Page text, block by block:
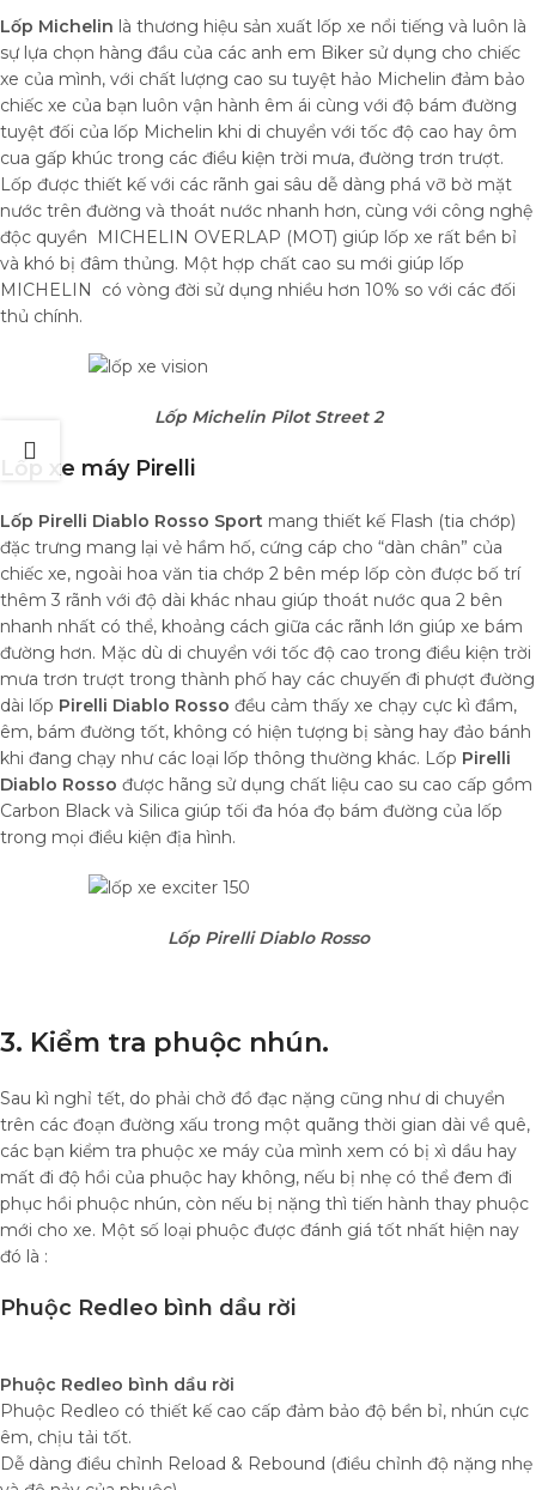
Lốp Michelin là thương hiệu sản xuất lốp xe nổi tiếng và luôn là
sự lựa chọn hàng đầu của các anh em Biker sử dụng cho chiếc
xe của mình, với chất lượng cao su tuyệt hảo Michelin đảm bảo
chiếc xe của bạn luôn vận hành êm ái cùng với độ bám đường
tuyệt đối của lốp Michelin khi di chuyển với tốc độ cao hay ôm
cua gấp khúc trong các điều kiện trời mưa, đường trơn trượt.
Lốp được thiết kế với các rãnh gai sâu dễ dàng phá vỡ bờ mặt
nước trên đường và thoát nước nhanh hơn, cùng với công nghệ
độc quyền MICHELIN OVERLAP (MOT) giúp lốp xe rất bền bỉ
và khó bị đâm thủng. Một hợp chất cao su mới giúp lốp
MICHELIN có vòng đời sử dụng nhiều hơn 10% so với các đối
thủ chính.
Lốp Michelin Pilot Street 2
Lốp xe máy Pirelli
Lốp Pirelli Diablo Rosso Sport mang thiết kế Flash (tia chớp)
đặc trưng mang lại vẻ hầm hố, cứng cáp cho “dàn chân” của
chiếc xe, ngoài hoa văn tia chớp 2 bên mép lốp còn được bố trí
thêm 3 rãnh với độ dài khác nhau giúp thoát nước qua 2 bên
nhanh nhất có thể, khoảng cách giữa các rãnh lớn giúp xe bám
đường hơn. Mặc dù di chuyển với tốc độ cao trong điều kiện trời
mưa trơn trượt trong thành phố hay các chuyến đi phượt đường
dài lốp Pirelli Diablo Rosso đều cảm thấy xe chạy cực kì đầm,
êm, bám đường tốt, không có hiện tượng bị sàng hay đảo bánh
khi đang chạy như các loại lốp thông thường khác. Lốp Pirelli
Diablo Rosso được hãng sử dụng chất liệu cao su cao cấp gồm
Carbon Black và Silica giúp tối đa hóa đọ bám đường của lốp
trong mọi điều kiện địa hình.
Lốp Pirelli Diablo Rosso
3. Kiểm tra phuộc nhún.
Sau kì nghỉ tết, do phải chở đồ đạc nặng cũng như di chuyển
trên các đoạn đường xấu trong một quãng thời gian dài về quê,
các bạn kiểm tra phuộc xe máy của mình xem có bị xì dầu hay
mất đi độ hồi của phuộc hay không, nếu bị nhẹ có thể đem đi
phục hồi phuộc nhún, còn nếu bị nặng thì tiến hành thay phuộc
mới cho xe. Một số loại phuộc được đánh giá tốt nhất hiện nay
đó là :
Phuộc Redleo bình dầu rời
Phuộc Redleo bình dầu rời
Phuộc Redleo có thiết kế cao cấp đảm bảo độ bền bỉ, nhún cực
êm, chịu tải tốt.
Dễ dàng điều chỉnh Reload & Rebound (điều chỉnh độ nặng nhẹ